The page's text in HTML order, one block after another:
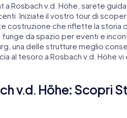
Rosbach v.d. Höhe, sarete
Iniziate il vostro tour di
costruzione che riflette la storia
da spazio per eventi e
una delle strutture meglio
al tesoro a Rosbach v.d. Höhe vi
v.d. Höhe: Scopri